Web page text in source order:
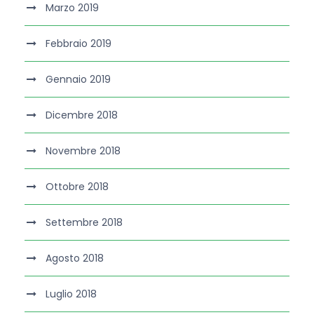
Marzo 2019
Febbraio 2019
Gennaio 2019
Dicembre 2018
Novembre 2018
Ottobre 2018
Settembre 2018
Agosto 2018
Luglio 2018